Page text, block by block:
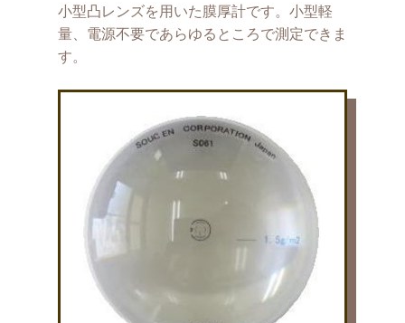
小型凸レンズを用いた膜厚計です。小型軽
量、電源不要であらゆるところで測定できま
す。